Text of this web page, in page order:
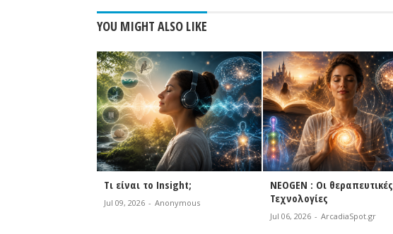
YOU MIGHT ALSO LIKE
Τι είναι το Insight;
Jul 09, 2026 - Anonymous
NEOGEN : Οι θεραπευτικές
Τεχνολογίες
Jul 06, 2026 - ArcadiaSpot.gr